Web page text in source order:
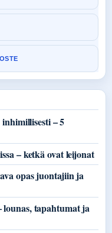
– 5
– ketkä ovat leijonat
opas juontajiin ja
tapahtumat ja